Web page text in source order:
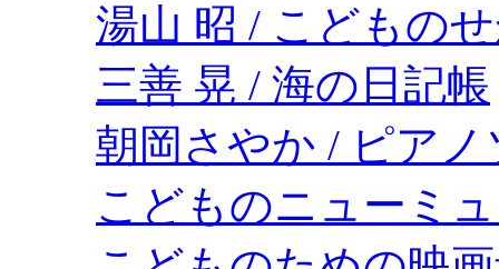
湯山 昭 / こどもの
三善 晃 / 海の日記帳
朝岡さやか / ピア
こどものニューミ